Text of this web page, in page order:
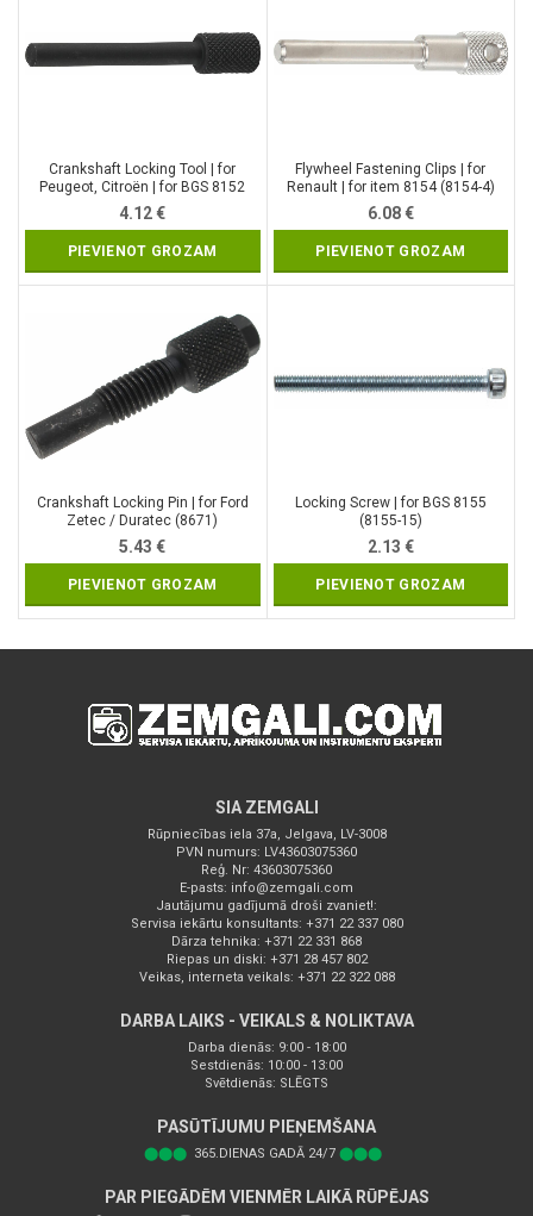
Crankshaft Locking Tool | for
Peugeot, Citroën | for BGS 8152
(8152-30)
4.12€
PIEVIENOT GROZAM
Flywheel Fastening Clips | for
Renault | for item 8154 (8154-4)
6.08€
PIEVIENOT GROZAM
Crankshaft Locking Pin | for Ford
Zetec / Duratec (8671)
5.43€
PIEVIENOT GROZAM
Locking Screw | for BGS 8155
(8155-15)
2.13 €
PIEVIENOT GROZAM
SIA ZEMGALI
Rūpniecības iela 37a, Jelgava, LV-3008
PVN numurs: LV43603075360
Reģ. Nr: 43603075360
E-pasts: info@zemgali.com
Jautājumu gadījumā droši zvaniet!:
Servisa iekārtu konsultants: +371 22 337 080
Dārza tehnika: +371 22 331 868
Riepas un diski: +371 28 457 802
Veikas, interneta veikals: +371 22 322 088
DARBA LAIKS - VEIKALS & NOLIKTAVA
Darba dienās: 9:00 - 18:00
Sestdienās: 10:00 - 13:00
Svētdienās: SLĒGTS
PASŪTĪJUMU PIEŅEMŠANA
⬤⬤⬤ 365.DIENAS GADĀ 24/7 ⬤⬤⬤
PAR PIEGĀDĒM VIENMĒR LAIKĀ RŪPĒJAS